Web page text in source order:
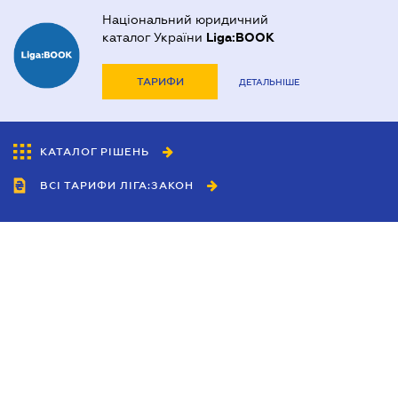
Національний юридичний
каталог України Liga:BOOK
ТАРИФИ ДЕТАЛЬНІШЕ
КАТАЛОГ РІШЕНЬ
ВСІ ТАРИФИ ЛІГА:ЗАКОН